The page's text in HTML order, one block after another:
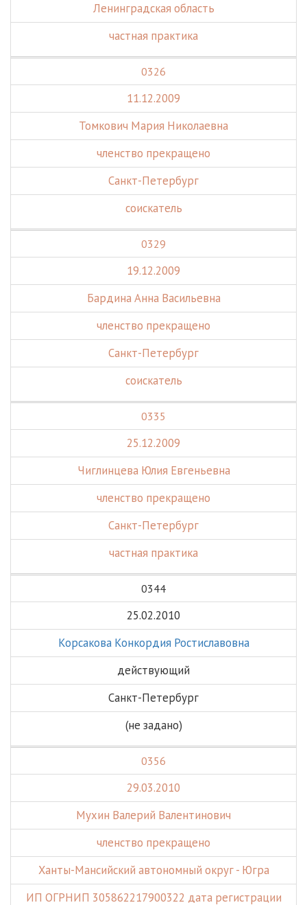
Ленинградская область
частная практика
0326
11.12.2009
Томкович Мария Николаевна
членство прекращено
Санкт-Петербург
соискатель
0329
19.12.2009
Бардина Анна Васильевна
членство прекращено
Санкт-Петербург
соискатель
0335
25.12.2009
Чиглинцева Юлия Евгеньевна
членство прекращено
Санкт-Петербург
частная практика
0344
25.02.2010
Корсакова Конкордия Ростиславовна
действующий
Санкт-Петербург
(не задано)
0356
29.03.2010
Мухин Валерий Валентинович
членство прекращено
Ханты-Мансийский автономный округ - Югра
ИП ОГРНИП 305862217900322 дата регистрации